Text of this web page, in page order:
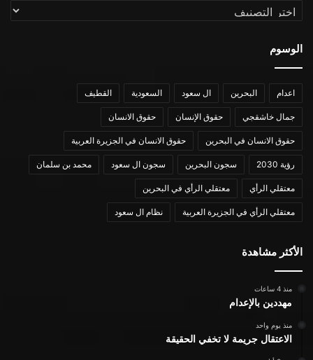
التصنيفات
الوسوم
اعدام البحرين ال سعود السعودية القطيف
جمال خاشقجي حقوق الإنسان حقوق الانسان
حقوق الانسان في البحرين حقوق الانسان في الجزيرة العربية
رؤية 2030 سجون البحرين سجون ال سعود محمد بن سلمان
معتقلي الرأي معتقلي الرأي في البحرين
معتقلي الرأي في الجزيرة العربية نظام ال سعود
الأكثر مشاهدة
منذ 4 ساعات
مهددين بالإعدام
منذ يوم واحد
الاعتقال جريمة لا تخفي الحقيقة